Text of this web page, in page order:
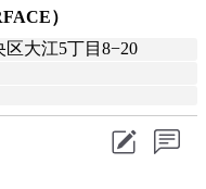
）
大江5丁目8−20